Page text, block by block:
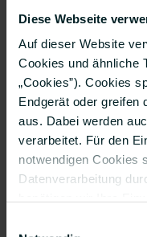
Diese Webseite
Auf dieser Website
Cookies und ähnliche
„Cookies”). Cookies
Endgerät oder greifen
aus. Dabei werden
verarbeitet. Für den
notwendigen Cookies
Datenverarbeitung
Deshalb sollten
Issues-
Themen und
bzw.
Die Analyse und
durch
von
Ziel ist es,